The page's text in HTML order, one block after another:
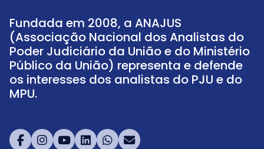
Fundada em 2008, a ANAJUS
(Associação Nacional dos Analistas do
Poder Judiciário da União e do Ministério
Público da União) representa e defende
os interesses dos analistas do PJU e do
MPU.